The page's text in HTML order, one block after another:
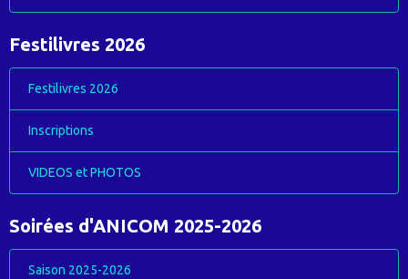
Festilivres 2026
Festilivres 2026
Inscriptions
VIDEOS et PHOTOS
Soirées d'ANICOM 2025-2026
Saison 2025-2026